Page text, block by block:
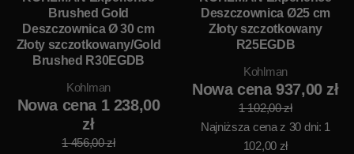
Brushed Gold
Deszczownica Ø 30 cm
Złoty szczotkowany/Gold
Brushed R30EGDB
Kohlman
Nowa cena 1 238,00
zł
1 456,00 zł
Deszczownica Ø25 cm
Złoty szczotkowany
R25EGDB
Kohlman
Nowa cena 937,00 zł
1 102,00 zł
Najniższa cena z 30 dni: 1
102,00 zł